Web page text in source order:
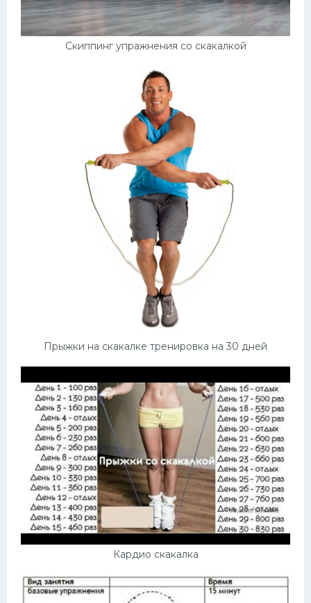
Скиппинг упражнения со скакалкой
Прыжки на скакалке тренировка на 30 дней
Кардио скакалка